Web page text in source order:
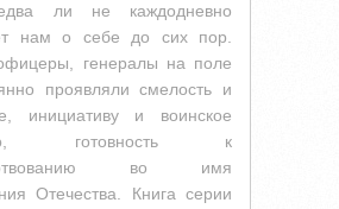
ли не каждодневно
нам о себе до сих пор.
генералы на поле
проявляли смелость и
инициативу и воинское
готовность к
во имя
Отечества. Книга серии